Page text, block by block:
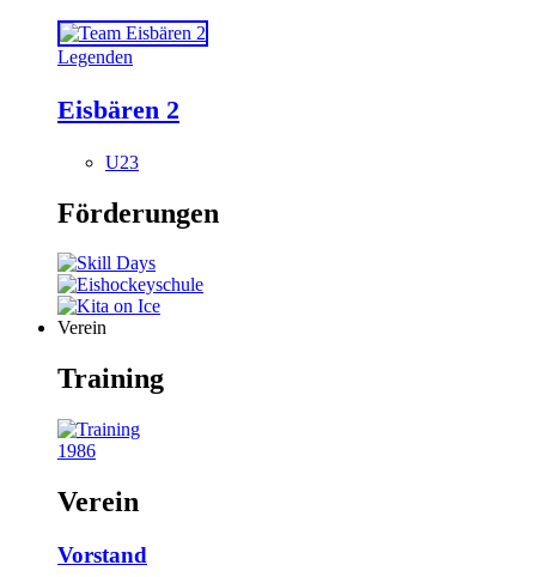
Legenden
Eisbären 2
U23
Förderungen
Verein
Training
1986
Verein
Vorstand